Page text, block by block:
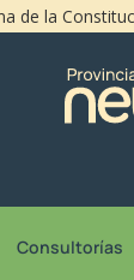
de la
Consultorías